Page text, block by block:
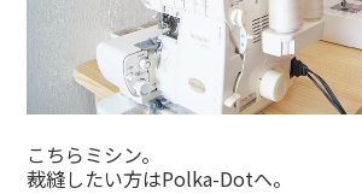
こちらミシン。
裁縫したい方はPolka-Dotへ。